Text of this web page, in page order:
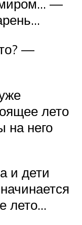
—
—
лето
на него
и дети
лето…